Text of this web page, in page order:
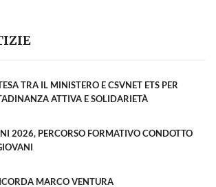
TRA IL MINISTERO E CSVNET ETS PER
ATTIVA E SOLIDARIETÀ
2026, PERCORSO FORMATIVO CONDOTTO
MARCO VENTURA